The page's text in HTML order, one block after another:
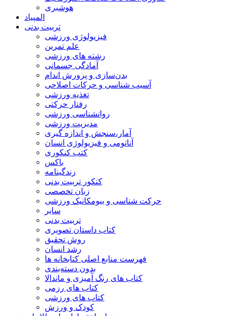
هوشبری
المپیاد
تربیت بدنی
فیزیولوژی ورزشی
علم تمرین
رشته های ورزشی
آمادگی جسمانی
بدن‌سازی و پرورش اندام
آسیب شناسی و حرکات اصلاحی
تغذیه ورزشی
رفتار حرکتی
روانشناسی ورزشی
مدیریت ورزشی
آمار،سنجش و اندازه گیری
آناتومی و فیزیولوژی انسان
کتب کنکوری
باکس
زندگینامه
کنکور تربیت بدنی
زبان تخصصی
حرکت شناسی و بیومکانیک ورزشی
سایر
تربیت بدنی
کتاب داستان تصویری
روش تحقیق
رشد انسان
فهرست منابع اصلی کتابخانه ها
بدون دسته‌بندی
کتاب های رنگ آمیزی و ماندالا
کتاب های رزمی
کتاب های ورزشی
کودک و ورزش